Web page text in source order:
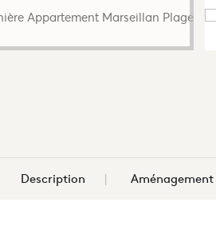
Description Aménagement